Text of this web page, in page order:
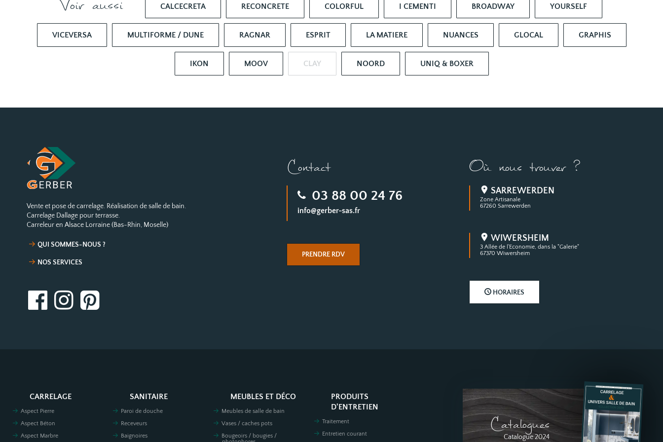
Voir aussi CALCECRETA RECONCRETE COLORFUL I CEMENTI BROADWAY YOURSELF
VICEVERSA MULTIFORME / DUNE RAGNAR ESPRIT LA MATIERE NUANCES GLOCAL GRAPHIS
IKON MOOV CLAY NOORD UNIQ & BOXER
Vente et pose de carrelage. Réalisation de salle de bain.
Carrelage Dallage pour terrasse.
Carreleur en Alsace Lorraine (Bas-Rhin, Moselle)
QUI SOMMES-NOUS ?
NOS SERVICES
Contact
03 88 00 24 76
info@gerber-sas.fr
PRENDRE RDV
Où nous trouver ?
SARREWERDEN
Zone Artisanale
67260 Sarrewerden
WIWERSHEIM
3 Allée de l'Economie, dans la "Galerie"
67370 Wiwersheim
HORAIRES
CARRELAGE
Aspect Pierre
Aspect Béton
Aspect Marbre
SANITAIRE
Paroi de douche
Receveurs
Baignoires
MEUBLES ET DÉCO
Meubles de salle de bain
Vases / caches pots
Bougeoirs / bougies /
PRODUITS
D'ENTRETIEN
Traitement
Entretien courant
Catalogues
Catalogue 2024